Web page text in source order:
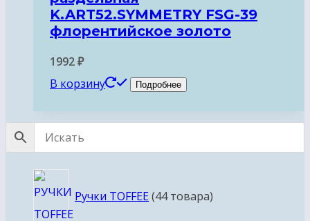
K.ART52.SYMMETRY FSG-39
флорентийское золото
1992₽
В корзину
Подробнее
Ручки TOFFEE 44 товара